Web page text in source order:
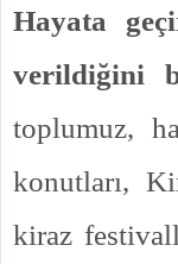
Hayata
verildiğini
toplumuz,
konutları,
kiraz